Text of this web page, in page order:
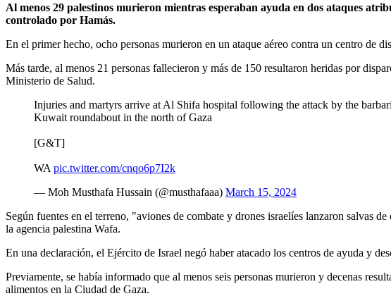
Al menos 29 palestinos murieron mientras esperaban ayuda en dos ataques
controlado por Hamás.
En el primer hecho, ocho personas murieron en un ataque aéreo contra un centro de
Más tarde, al menos 21 personas fallecieron y más de 150 resultaron heridas por
Ministerio de Salud.
Injuries and martyrs arrive at Al Shifa hospital following the attack by the
Kuwait roundabout in the north of Gaza
[G&T]
WA pic.twitter.com/cnqo6p7I2k
— Moh Musthafa Hussain (@musthafaaa) March 15, 2024
Según fuentes en el terreno, "aviones de combate y drones israelíes lanzaron salvas
la agencia palestina Wafa.
En una declaración, el Ejército de Israel negó haber atacado los centros de ayuda y
Previamente, se había informado que al menos seis personas murieron y decenas
alimentos en la Ciudad de Gaza.